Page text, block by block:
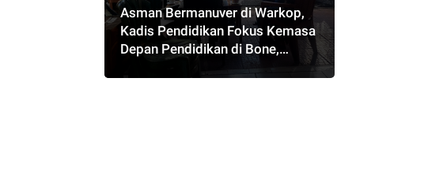
Asman Bermanuver di Warkop,
Kadis Pendidikan Fokus Kemasa
Depan Pendidikan di Bone,
Akankah Terwujud Pasangan